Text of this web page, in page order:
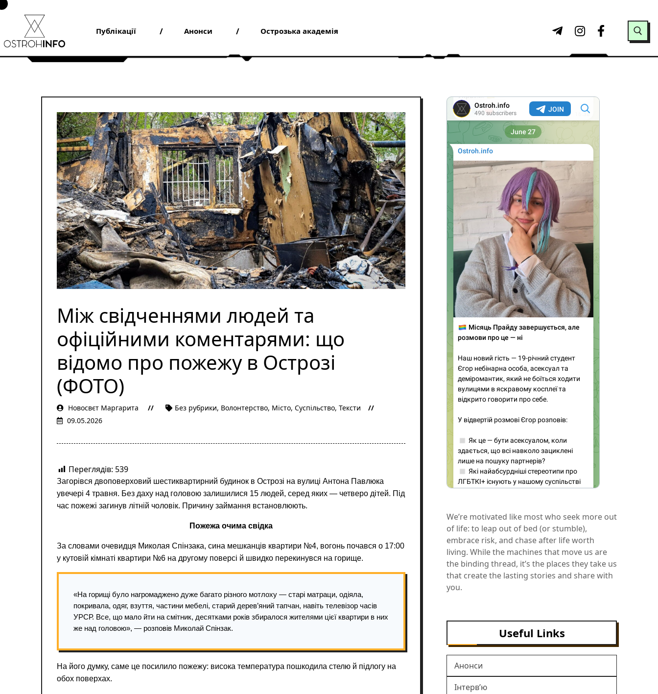
Skip
content
Публікації Анонси Острозька академія
Між свідченнями людей та
офіційними коментарями: що
відомо про пожежу в Острозі
(ФОТО)
Новосвєт Маргарита Без рубрики, Волонтерство, Місто, Суспільство, Тексти
09.05.2026
Переглядів: 539
Загорівся двоповерховий шестиквартирний будинок в Острозі на вулиці Антона Павлюка
увечері 4 травня. Без даху над головою залишилися 15 людей, серед яких — четверо дітей. Під
час пожежі загинув літній чоловік. Причину займання встановлюють.
Пожежа очима свідка
За словами очевидця Миколая Спінзака, сина мешканців квартири №4, вогонь почався о 17:00
у кутовій кімнаті квартири №6 на другому поверсі й швидко перекинувся на горище.
«На горищі було нагромаджено дуже багато різного мотлоху — старі матраци, одіяла,
покривала, одяг, взуття, частини мебелі, старий дерев’яний тапчан, навіть телевізор часів
УРСР. Все, що мало йти на смітник, десятками років збиралося жителями цієї квартири в них
же над головою», — розповів Миколай Спінзак.
На його думку, саме це посилило пожежу: висока температура пошкодила стелю й підлогу на
обох поверхах.
We’re motivated like most who seek more out
of life: to leap out of bed (or stumble),
embrace risk, and chase after life worth
living. While the machines that move us are
the binding thread, it’s the places they take us
that create the lasting stories and share with
you.
Useful Links
Анонси
Інтерв’ю